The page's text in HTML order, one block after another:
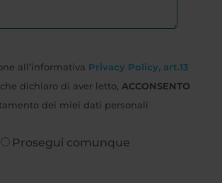
all’informativa Privacy Policy, art.13
dichiaro di aver letto, ACCONSENTO
dei miei dati personali
Prosegui comunque